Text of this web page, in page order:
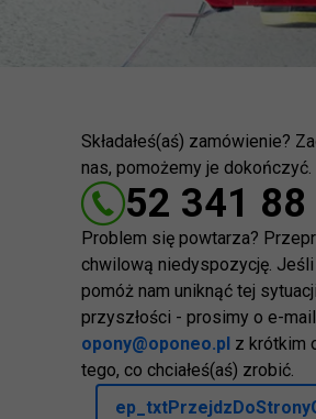
Składałeś(aś) zamówienie?
nas, pomożemy je dokończyć.
52 341 88
Problem się powtarza?
chwilową niedyspozycję.
pomóż nam uniknąć tej
przyszłości - prosimy o e-
opony@oponeo.pl z krótkim
tego, co chciałeś(aś) zrobić.